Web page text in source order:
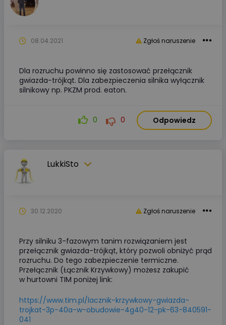
Zgłoś naruszenie
08.04.2021
Dla rozruchu powinno się zastosować przełącznik
gwiazda-trójkąt. Dla zabezpieczenia silnika wyłącznik
silnikowy np. PKZM prod. eaton.
0 0 Odpowiedz
LukkiSto
Zgłoś naruszenie
30.12.2020
Przy silniku 3-fazowym tanim rozwiązaniem jest
przełącznik gwiazda-trójkąt, który pozwoli obniżyć prąd
rozruchu. Do tego zabezpieczenie termiczne.
Przełącznik (Łącznik Krzywkowy) możesz zakupić
w hurtowni TIM poniżej link:
https://www.tim.pl/lacznik-krzywkowy-gwiazda-
trojkat-3p-40a-w-obudowie-4g40-12-pk-63-840591-
041